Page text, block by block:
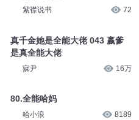
紫襟说书 72
真千金她是全能大佬 043 嬴爹
是真全能大佬
寐尹 16万
80.全能哈妈
哈小浪 8189